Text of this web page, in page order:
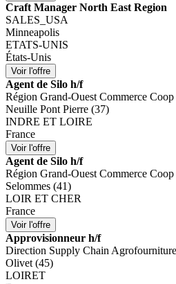
Craft Manager North East Region
SALES_USA
Minneapolis
ETATS-UNIS
États-Unis
Agent de Silo h/f
Région Grand-Ouest Commerce
Neuille Pont Pierre (37)
INDRE ET LOIRE
France
Agent de Silo h/f
Région Grand-Ouest Commerce
Selommes (41)
LOIR ET CHER
France
Approvisionneur h/f
Direction Supply Chain
Olivet (45)
LOIRET